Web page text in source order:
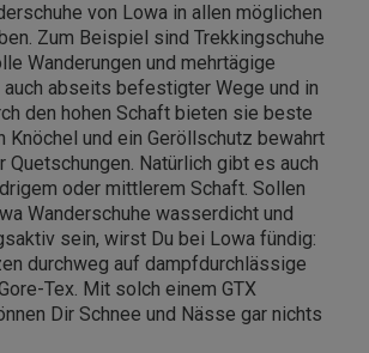
von Lowa in allen möglichen
Zum Beispiel sind Trekkingschuhe
Wanderungen und mehrtägige
auch abseits befestigter Wege und in
den hohen Schaft bieten sie beste
Knöchel und ein Geröllschutz bewahrt
Quetschungen. Natürlich gibt es auch
oder mittlerem Schaft. Sollen
Wanderschuhe wasserdicht und
sein, wirst Du bei Lowa fündig:
durchweg auf dampfdurchlässige
Tex. Mit solch einem GTX
Dir Schnee und Nässe gar nichts